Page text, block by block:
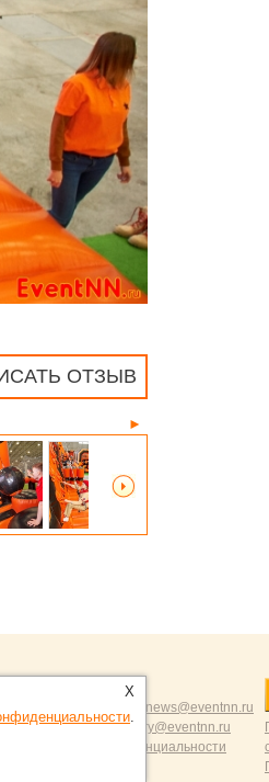
ОТЗЫВ
►
и разумной критикой: news@eventnn.ru
на сайт:dmitry@eventnn.ru
и политика конфиденциальности
X
.